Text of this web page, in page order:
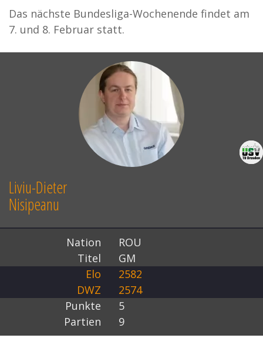
Das nächste Bundesliga-Wochenende findet am
7. und 8. Februar statt.
Liviu-Dieter
Nisipeanu
Nation
ROU
Titel
GM
Elo
2582
DWZ
2574
Punkte
5
Partien
9